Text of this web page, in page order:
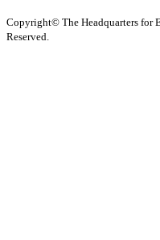
Copyright© The Headquarters for
Reserved.